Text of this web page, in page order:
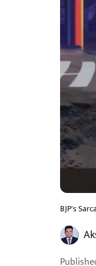
BJP's